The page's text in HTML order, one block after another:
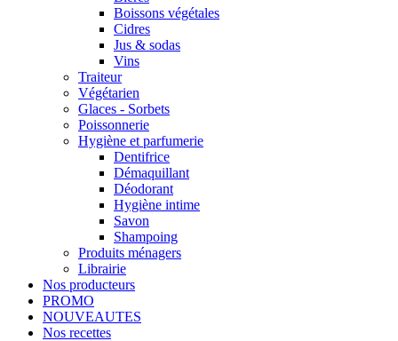
Boissons végétales
Cidres
Jus & sodas
Vins
Traiteur
Végétarien
Glaces - Sorbets
Poissonnerie
Hygiène et parfumerie
Dentifrice
Démaquillant
Déodorant
Hygiène intime
Savon
Shampoing
Produits ménagers
Librairie
Nos producteurs
PROMO
NOUVEAUTES
Nos recettes